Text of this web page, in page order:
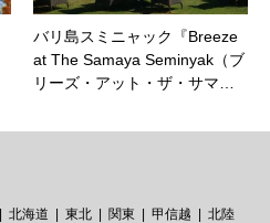
バリ島スミニャック『Breeze
at The Samaya Seminyak（ブ
リーズ・アット・ザ・サマ…
北海道 東北 関東 甲信越
北陸